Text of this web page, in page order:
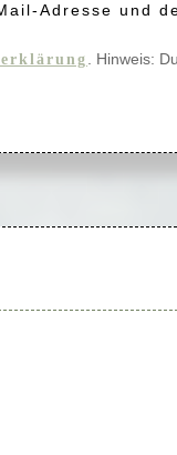
Adresse und
. Hinweis: